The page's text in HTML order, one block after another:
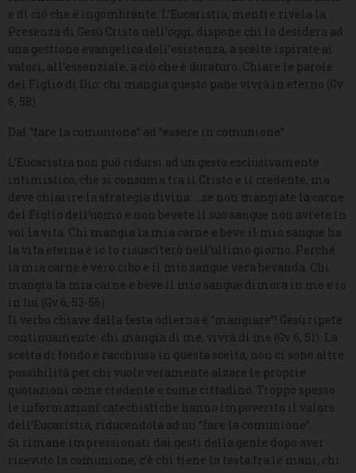
e di ciò che è ingombrante. L’Eucaristia, mentre rivela la
Presenza di Gesù Cristo nell’oggi, dispone chi lo desidera ad
una gestione evangelica dell’esistenza, a scelte ispirate ai
valori, all’essenziale, a ciò che è duraturo. Chiare le parole
del Figlio di Dio: chi mangia questo pane vivrà in eterno (Gv
6, 58).
Dal “fare la comunione” ad “essere in comunione”
L’Eucaristia non può ridursi ad un gesto esclusivamente
intimistico, che si consuma tra il Cristo e il credente, ma
deve chiarire la strategia divina: …se non mangiate la carne
del Figlio dell’uomo e non bevete il suo sangue non avrete in
voi la vita. Chi mangia la mia carne e beve il mio sangue ha
la vita eterna e io lo risusciterò nell’ultimo giorno. Perché
la mia carne è vero cibo e il mio sangue vera bevanda. Chi
mangia la mia carne e beve il mio sangue dimora in me e io
in lui (Gv 6, 53-56).
Il verbo chiave della festa odierna è “mangiare”! Gesù ripete
continuamente: chi mangia di me, vivrà di me (Gv 6, 51). La
scelta di fondo è racchiusa in questa scelta, non ci sono altre
possibilità per chi vuole veramente alzare le proprie
quotazioni come credente e come cittadino. Troppo spesso
le informazioni catechistiche hanno impoverito il valore
dell’Eucaristia, riducendola ad un “fare la comunione”.
Si rimane impressionati dai gesti della gente dopo aver
ricevuto la comunione; c’è chi tiene la testa fra le mani, chi